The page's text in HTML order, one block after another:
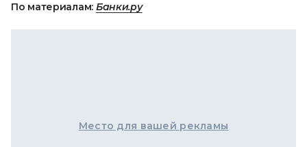
По материалам: Банки.ру
Место для вашей рекламы